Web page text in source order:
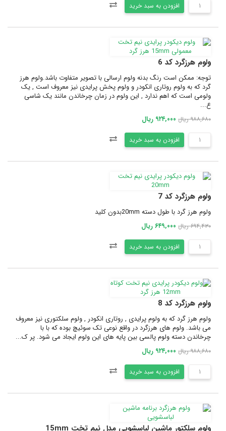
افزودن به سبد خرید
ولوم هرزگرد کد 6
توجه: ممکن است رنگ بدنه ولوم ارسالی با تصویر متفاوت باشد.ولوم هرز
گرد که به ولوم روتاری انکودر و ولوم پخش پرایدی نیز معروف است , یک
ولومی است که اهم ندارد , این ولوم در زمان چرخاندن مانند یک شاسی
ع...
۹۸۸,۶۸۰ ریال ۹۲۴,۰۰۰ ریال
افزودن به سبد خرید
ولوم هرزگرد کد 7
ولوم هرز گرد با طول دسته 20mmبدون کلید
۶۹۴,۴۳۰ ریال ۶۴۹,۰۰۰ ریال
افزودن به سبد خرید
ولوم هرزگرد کد 8
ولوم هرز گرد که به ولوم پرایدی , روتاری انکودر , ولوم سلکتوری نیز معروف
می باشد. ولوم های هرزگرد در واقع نوعی تک سوئیچ بوده که با با
چرخاندن دسته ولوم پالسی بین پایه های این ولوم ایجاد می شود. پر ک...
۹۸۸,۶۸۰ ریال ۹۲۴,۰۰۰ ریال
افزودن به سبد خرید
ولوم سلکتور ماشین لباسشویی مدل نیم تخت 15mm